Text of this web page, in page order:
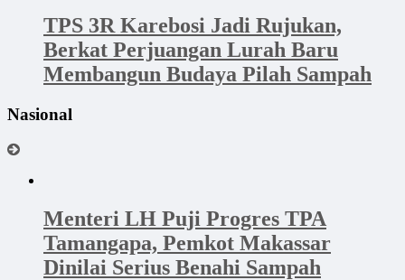
TPS 3R Karebosi Jadi Rujukan,
Berkat Perjuangan Lurah Baru
Membangun Budaya Pilah Sampah
Nasional
Menteri LH Puji Progres TPA
Tamangapa, Pemkot Makassar
Dinilai Serius Benahi Sampah